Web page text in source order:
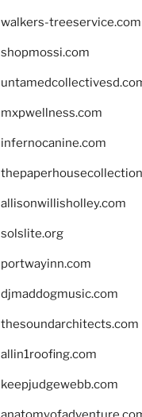
walkers-treeservice.com
shopmossi.com
mxpwellness.com
infernocanine.com
allisonwillisholley.com
solslite.org
portwayinn.com
djmaddogmusic.com
thesoundarchitects.com
allin1roofing.com
keepjudgewebb.com